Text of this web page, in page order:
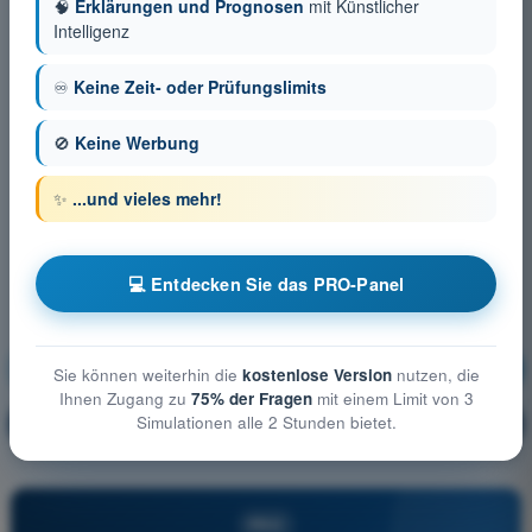
Menschliches Leistungsvermögen Ausbildung!
🔒 PRO Erläuterung der Frage
🧠 Erklärungen und Prognosen mit Künstlicher
Intelligenz
♾️ Keine Zeit- oder Prüfungslimits
🚫 Keine Werbung
✨ ...und vieles mehr!
💻 Entdecken Sie das PRO-Panel
Sie können weiterhin die kostenlose Versionnutzen, die
Ihnen Zugang zu 75% der Fragenmit einem Limit von 3
Simulationen alle 2 Stunden bietet.